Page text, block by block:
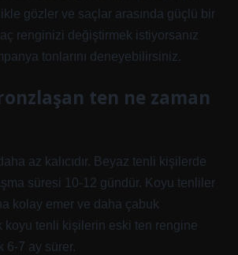
gözler ve saçlar arasında güçlü bir
renginizi değiştirmek istiyorsanız
tonlarını deneyebilirsiniz.
ten ne zaman
az kalıcıdır. Beyaz tenli kişilerde
süresi 10-12 gündür. Koyu tenliler
kolay emer ve daha çabuk
koyu tenli kişilerin eski ten rengine
6-7 ay sürer.